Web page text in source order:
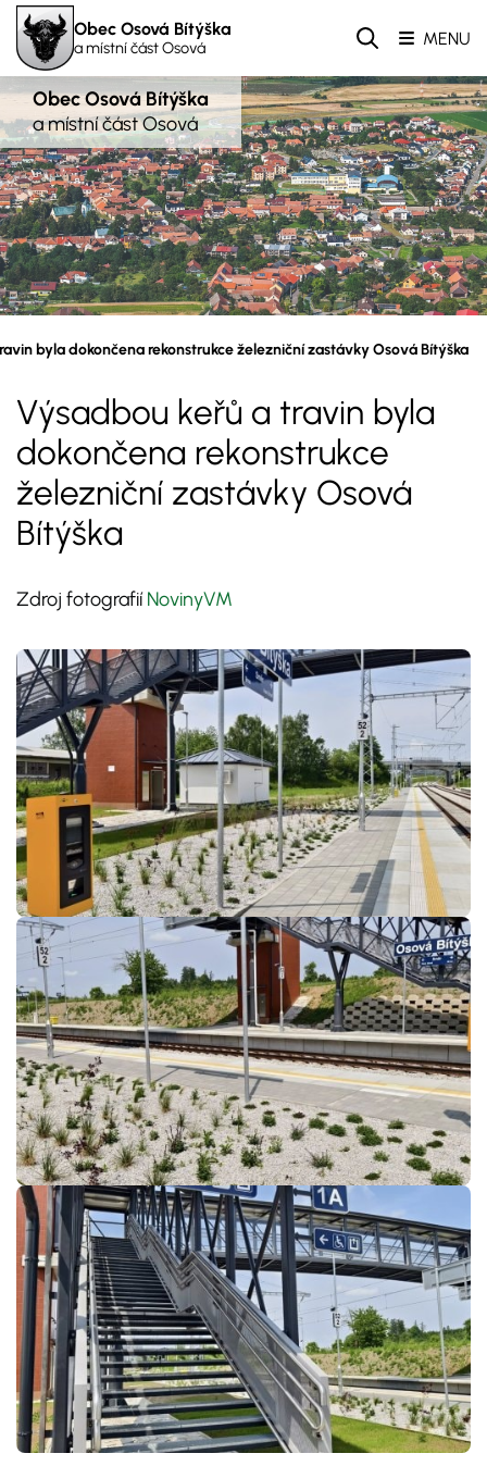
Obec Osová Bítýška
a místní část Osová MENU
Obec Osová Bítýška
a místní část Osová
byla dokončena rekonstrukce železniční zastávky Osová Bítýška
Výsadbou keřů a travin byla
dokončena rekonstrukce
železniční zastávky Osová
Bítýška
Zdroj fotografiíNovinyVM